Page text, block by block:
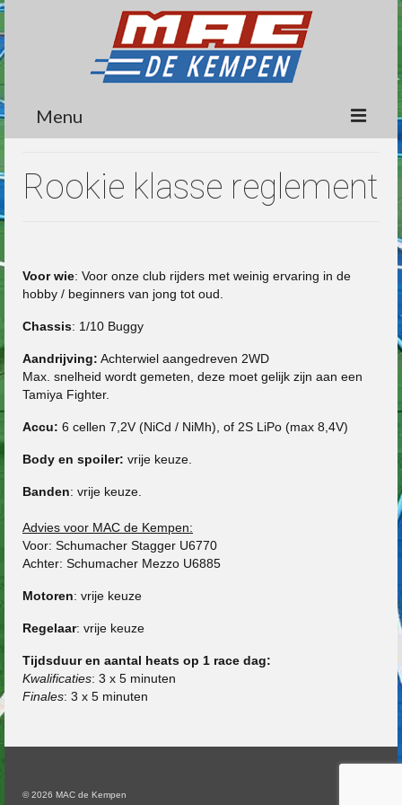
Menu
Nieuws
Wedstrijden
Contact
Rookie klasse reglement
Voor wie: Voor onze club rijders met weinig ervaring in de
hobby / beginners van jong tot oud.
Chassis: 1/10 Buggy
Aandrijving: Achterwiel aangedreven 2WD
Max. snelheid wordt gemeten, deze moet gelijk zijn aan een
Tamiya Fighter.
Accu: 6 cellen 7,2V (NiCd / NiMh), of 2S LiPo (max 8,4V)
Body en spoiler: vrije keuze.
Banden: vrije keuze.
Advies voor MAC de Kempen:
Voor: Schumacher Stagger U6770
Achter: Schumacher Mezzo U6885
Motoren: vrije keuze
Regelaar: vrije keuze
Tijdsduur en aantal heats op 1 race dag:
Kwalificaties: 3 x 5 minuten
Finales: 3 x 5 minuten
© 2026 MAC de Kempen